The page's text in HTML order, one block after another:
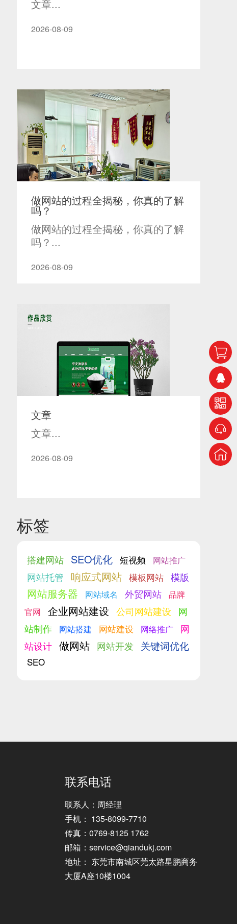
文章...
2026-08-09
做网站的过程全揭秘，你真的了解
吗？
做网站的过程全揭秘，你真的了解
吗？...
2026-08-09
文章
文章...
2026-08-09
标签
搭建网站 SEO优化 短视频 网站推广
网站托管 响应式网站 模板网站 模版
网站服务器 网站域名 外贸网站
品牌
官网
企业网站建设 公司网站建设
网
站制作
网站搭建 网站建设 网络推广
网
站设计 做网站 网站开发 关键词优化
SEO
联系电话
联系人：周经理
手机： 135-8099-7710
传真：0769-8125 1762
邮箱：service@qiandukj.com
地址： 东莞市南城区莞太路星鹏商务
大厦A座10楼1004